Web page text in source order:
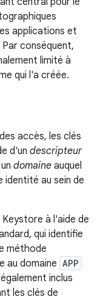
applications et
conséquent,
limité à
qui l'a créée.
accès, les clés
d'un descripteur
domaine auquel
identité au sein de
à l'aide de
qui identifie
méthode
au domaine APP
inclus
les clés de